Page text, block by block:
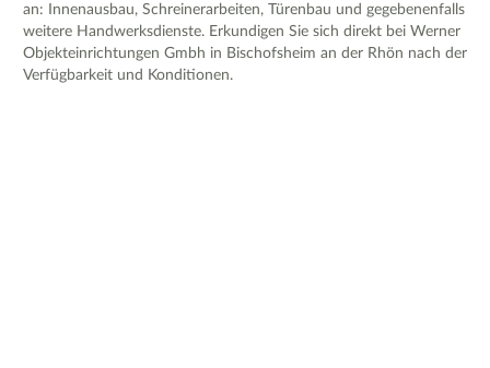
an: Innenausbau, Schreinerarbeiten, Türenbau und gegebenenfalls
weitere Handwerksdienste. Erkundigen Sie sich direkt bei Werner
Objekteinrichtungen Gmbh in Bischofsheim an der Rhön nach der
Verfügbarkeit und Konditionen.